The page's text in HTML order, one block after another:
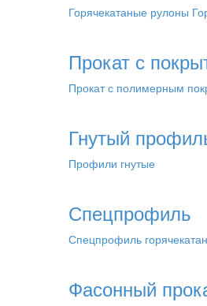
Горячекатаные рулоны
Прокат с
Прокат с полимерным
Гнутый
Профили гнутые
Спецпрофиль
Спецпрофиль
Фасонный